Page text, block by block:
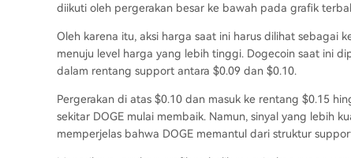
diikuti oleh pergerakan besar ke bawah pada grafik
Oleh karena itu, aksi harga saat ini harus dilihat sebagai
menuju level harga yang lebih tinggi. Dogecoin saat ini
dalam rentang support antara $0.09 dan $0.10.
Pergerakan di atas $0.10 dan masuk ke rentang $0.15
sekitar DOGE mulai membaik. Namun, sinyal yang lebih
memperjelas bahwa DOGE memantul dari struktur